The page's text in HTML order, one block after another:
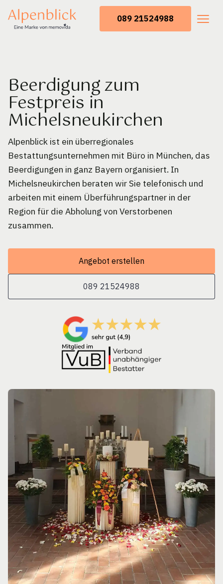
089 21524988
Beerdigung zum
Festpreis in
Michelsneukirchen
Alpenblick ist ein überregionales
Bestattungsunternehmen mit Büro in München, das
Beerdigungen in ganz Bayern organisiert. In
Michelsneukirchen beraten wir Sie telefonisch und
arbeiten mit einem Überführungspartner in der
Region für die Abholung von Verstorbenen
zusammen.
Angebot erstellen
089 21524988